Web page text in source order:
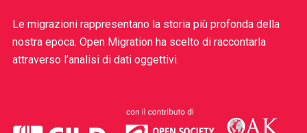
Le migrazioni rappresentano la storia più profonda della
nostra epoca. Open Migration ha scelto di raccontarla
attraverso l’analisi di dati oggettivi.